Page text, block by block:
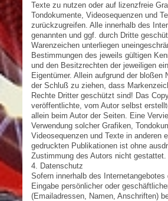
Texte zu nutzen oder auf lizenzfreie
Tondokumente, Videosequenzen und
zurückzugreifen. Alle innerhalb des
genannten und ggf. durch Dritte
Warenzeichen unterliegen
Bestimmungen des jeweils gültigen
und den Besitzrechten der jeweiligen
Eigentümer. Allein aufgrund der bloßen
der Schluß zu ziehen, dass
Rechte Dritter geschützt sind! Das
veröffentlichte, vom Autor selbst
allein beim Autor der Seiten. Eine
Verwendung solcher Grafiken,
Videosequenzen und Texte in anderen
gedruckten Publikationen ist ohne
Zustimmung des Autors nicht gestattet.
4. Datenschutz
Sofern innerhalb des
Eingabe persönlicher oder
(Emailadressen, Namen, Anschriften)